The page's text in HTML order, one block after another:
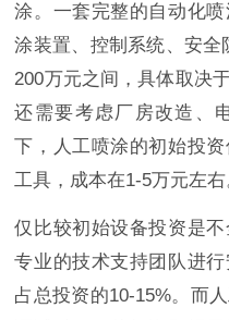
涂。一套完整的自动化
涂装置、控制系统、安
200万元之间，具体取决
还需要考虑厂房改造、
下，人工喷涂的初始投
工具，成本在1-5万元左右
仅比较初始设备投资是
专业的技术支持团队进
占总投资的10-15%。而